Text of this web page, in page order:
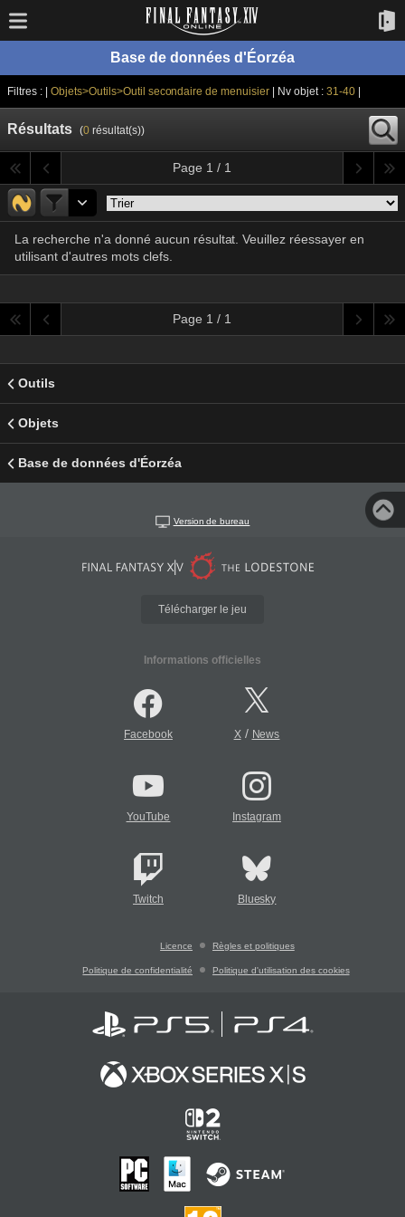
Base de données d'Éorzéa
Filtres : | Objets>Outils>Outil secondaire de menuisier | Nv objet : 31-40|
Résultats (0résultat(s))
Page 1 / 1
La recherche n'a donné aucun résultat. Veuillez réessayer en
utilisant d'autres mots clefs.
Page 1 / 1
Outils
Objets
Base de données d'Éorzéa
Version de bureau
Télécharger le jeu
Informations officielles
Facebook X/ News
YouTube Instagram
Twitch Bluesky
Licence Règles et politiques
Politique de confidentialité Politique d'utilisation des cookies